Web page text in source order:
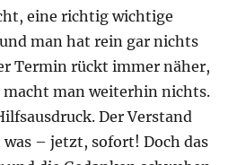
eine richtig wichtige
man hat rein gar nichts
Termin rückt immer näher,
macht man weiterhin nichts.
Der Verstand
was – jetzt, sofort! Doch das